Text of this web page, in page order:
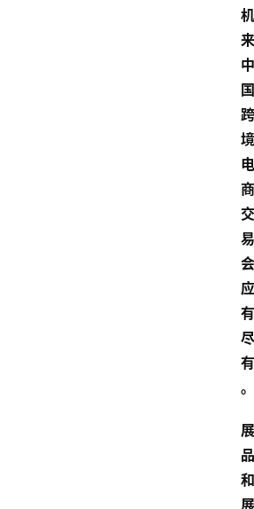
机
来
中
国
跨
境
电
商
交
易
会
应
有
尽
有
。
展
品
和
展